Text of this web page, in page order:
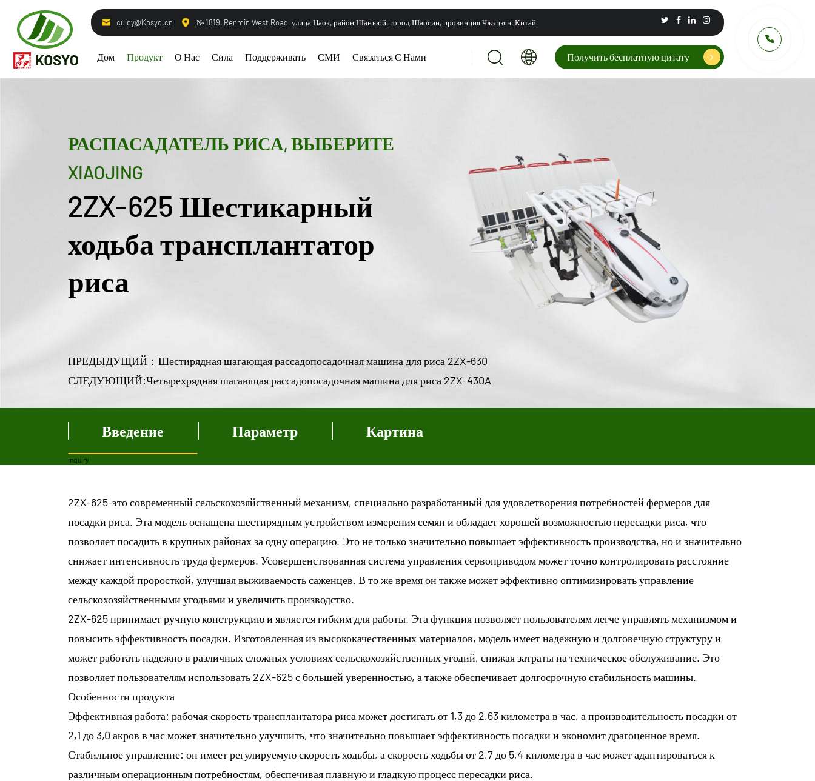
cuiqy@Kosyo.cn № 1819, Renmin West Road, улица Цаоэ, район Шанъюй, город Шаосин, провинция Чжэцзян, Китай
Дом Продукт О Нас Сила Поддерживать СМИ Связаться С Нами Получить бесплатную цитату
РАСПАСАДАТЕЛЬ РИСА, ВЫБЕРИТЕ
XIAOJING
2ZX-625 Шестикарный
ходьба трансплантатор
риса
ПРЕДЫДУЩИЙ：Шестирядная шагающая рассадопосадочная машина для риса 2ZX-630
СЛЕДУЮЩИЙ:Четырехрядная шагающая рассадопосадочная машина для риса 2ZX-430A
Введение Параметр Картина
inquiry
2ZX-625-это современный сельскохозяйственный механизм, специально разработанный для удовлетворения потребностей фермеров для
посадки риса. Эта модель оснащена шестирядным устройством измерения семян и обладает хорошей возможностью пересадки риса, что
позволяет посадить в крупных районах за одну операцию. Это не только значительно повышает эффективность производства, но и значительно
снижает интенсивность труда фермеров. Усовершенствованная система управления сервоприводом может точно контролировать расстояние
между каждой проросткой, улучшая выживаемость саженцев. В то же время он также может эффективно оптимизировать управление
сельскохозяйственными угодьями и увеличить производство.
2ZX-625 принимает ручную конструкцию и является гибким для работы. Эта функция позволяет пользователям легче управлять механизмом и
повысить эффективность посадки. Изготовленная из высококачественных материалов, модель имеет надежную и долговечную структуру и
может работать надежно в различных сложных условиях сельскохозяйственных угодий, снижая затраты на техническое обслуживание. Это
позволяет пользователям использовать 2ZX-625 с большей уверенностью, а также обеспечивает долгосрочную стабильность машины.
Особенности продукта
Эффективная работа: рабочая скорость трансплантатора риса может достигать от 1,3 до 2,63 километра в час, а производительность посадки от
2,1 до 3,0 акров в час может значительно улучшить, что значительно повышает эффективность посадки и экономит драгоценное время.
Стабильное управление: он имеет регулируемую скорость ходьбы, а скорость ходьбы от 2,7 до 5,4 километра в час может адаптироваться к
различным операционным потребностям, обеспечивая плавную и гладкую процесс пересадки риса.